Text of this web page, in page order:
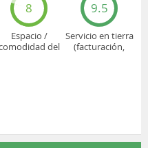
8
Espacio /
del
9.5
Servicio en tierra
(facturación,